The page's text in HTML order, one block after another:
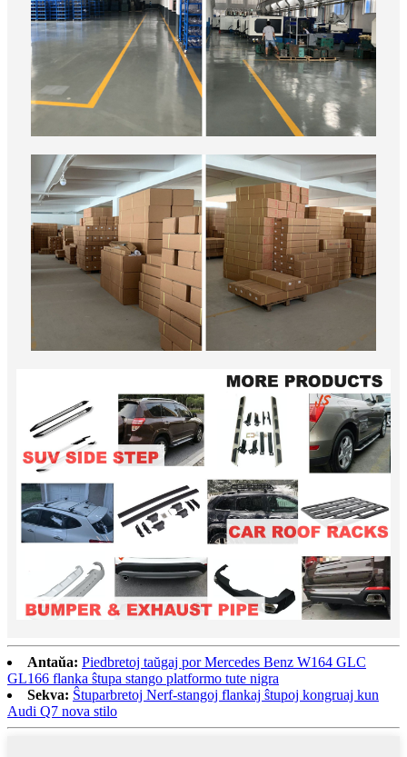
Antaŭa: Piedbretoj taŭgaj por Mercedes Benz W164 GLC
GL166 flanka ŝtupa stango platformo tute nigra
Sekva: Ŝtuparbretoj Nerf-stangoj flankaj ŝtupoj kongruaj kun
Audi Q7 nova stilo